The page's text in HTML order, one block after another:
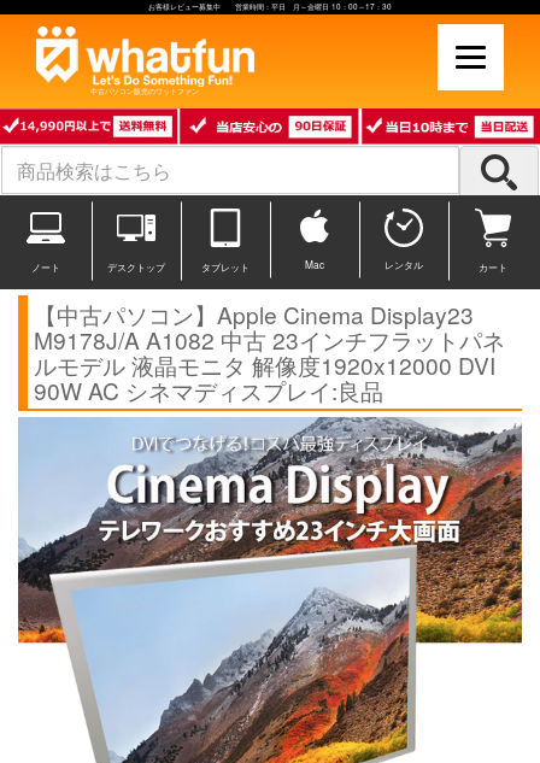
お客様レビュー募集中 営業時間：平日 月～金曜日 10：00～17：30
中古パソコン販売のワットファン
ノート デスクトップ タブレット Mac レンタル カート
【中古パソコン】Apple Cinema Display23
M9178J/A A1082 中古 23インチフラットパネ
ルモデル 液晶モニタ 解像度1920x12000 DVI
90W AC シネマディスプレイ:良品